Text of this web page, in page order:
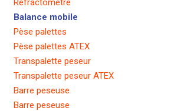
Réfractomètre
Balance mobile
Pèse palettes
Pèse palettes ATEX
Transpalette peseur
Transpalette peseur ATEX
Barre peseuse
Barre peseuse